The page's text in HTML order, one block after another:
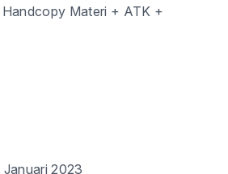
Handcopy Materi + ATK +
Januari 2023